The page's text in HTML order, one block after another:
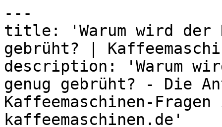
---
title: 'Warum wird der
gebrüht? |
description: 'Warum
genug gebrüht? - Die
Kaffeemaschinen-
kaffeemaschinen.de'